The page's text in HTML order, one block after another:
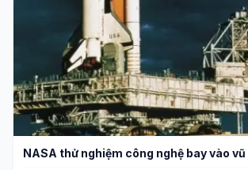
NASA thử nghiệm công nghệ bay vào